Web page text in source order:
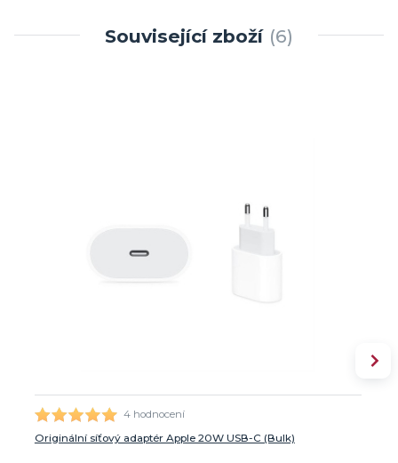
Související zboží 6
4 hodnocení
Originální síťový adaptér Apple 20W USB-C (Bulk)